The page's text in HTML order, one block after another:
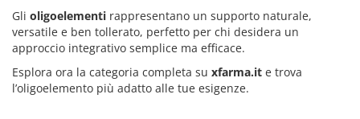
Gli oligoelementi rappresentano un supporto naturale,
versatile e ben tollerato, perfetto per chi desidera un
approccio integrativo semplice ma efficace.
Esplora ora la categoria completa su xfarma.it e trova
l’oligoelemento più adatto alle tue esigenze.